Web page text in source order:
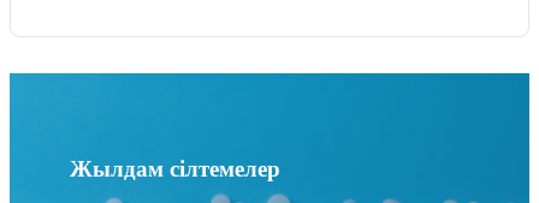
Жылдам сілтемелер